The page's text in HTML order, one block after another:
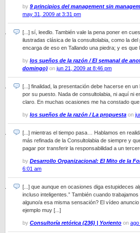
by 9 principios del management sin
may 31, 2009 at 3:31 pm
[...] sí, leedlo. También vale la pena poner en
ilustradas clásica de la consultolabia, como la
encarga de eso en Tallando una piedra; y es que
by los sueños de la razón / El semanal de
domingo) on jun 21, 2009 at 8:46 pm
[...] finalidad, la presentación debe hacerse en un
por su puesto. Nada de consultolabia, ni aquí ni
claro. En muchas ocasiones me ha constado
by los sueños de la razón / La propuesta on
[...] mientras el tiempo pasa… Hablamos en
más refinada de la Consultolabia de siempre y
pagar por transferir la responsabilidad a un
by Desarrollo Organizacional: El Mito de la
6:01 am
[...] que aunque en ocasiones diga estupideces
incluso inteligentes.” También cuando
alguno/a esa misma sensación? El vídeo
ejemplo muy [...]
by Consultoría retórica (236) | Yoriento on ago